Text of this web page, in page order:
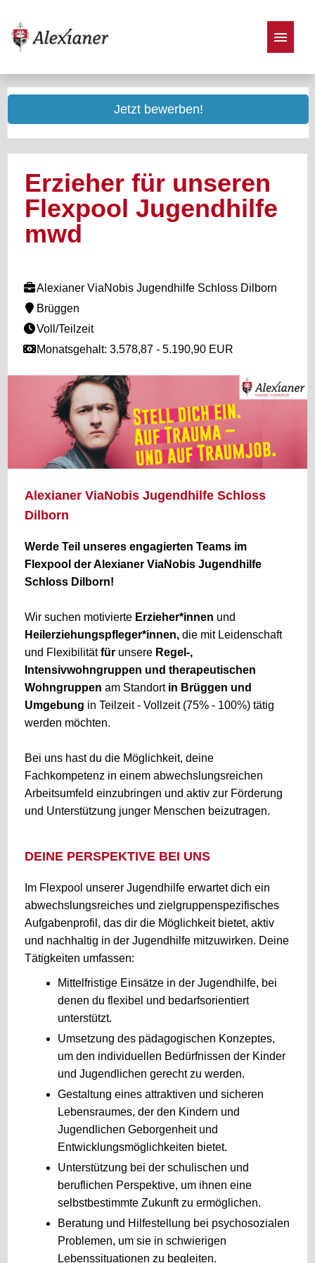
Stellenangebote
Jetzt bewerben!
Erzieher für unseren
Flexpool Jugendhilfe
mwd
Alexianer ViaNobis Jugendhilfe Schloss Dilborn
Brüggen
Voll/Teilzeit
Monatsgehalt: 3.578,87 - 5.190,90 EUR
Alexianer ViaNobis Jugendhilfe Schloss
Dilborn
Werde Teil unseres engagierten Teams im
Flexpool der Alexianer ViaNobis Jugendhilfe
Schloss Dilborn!
Wir suchen motivierte Erzieher*innen und
Heilerziehungspfleger*innen, die mit Leidenschaft
und Flexibilitätfür unsere Regel-,
Intensivwohngruppen und therapeutischen
Wohngruppen am Standortin Brüggen und
Umgebung in Teilzeit - Vollzeit (75% - 100%) tätig
werden möchten.
Bei uns hast du die Möglichkeit, deine
Fachkompetenz in einem abwechslungsreichen
Arbeitsumfeld einzubringen und aktiv zur Förderung
und Unterstützung junger Menschen beizutragen.
DEINE PERSPEKTIVE BEI UNS
Im Flexpool unserer Jugendhilfe erwartet dich ein
abwechslungsreiches und zielgruppenspezifisches
Aufgabenprofil, das dir die Möglichkeit bietet, aktiv
und nachhaltig in der Jugendhilfe mitzuwirken. Deine
Tätigkeiten umfassen:
Mittelfristige Einsätze in der Jugendhilfe, bei
denen du flexibel und bedarfsorientiert
unterstützt.
Umsetzung des pädagogischen Konzeptes,
um den individuellen Bedürfnissen der Kinder
und Jugendlichen gerecht zu werden.
Gestaltung eines attraktiven und sicheren
Lebensraumes, der den Kindern und
Jugendlichen Geborgenheit und
Entwicklungsmöglichkeiten bietet.
Unterstützung bei der schulischen und
beruflichen Perspektive, um ihnen eine
selbstbestimmte Zukunft zu ermöglichen.
Beratung und Hilfestellung bei psychosozialen
Problemen, um sie in schwierigen
Lebenssituationen zu begleiten.